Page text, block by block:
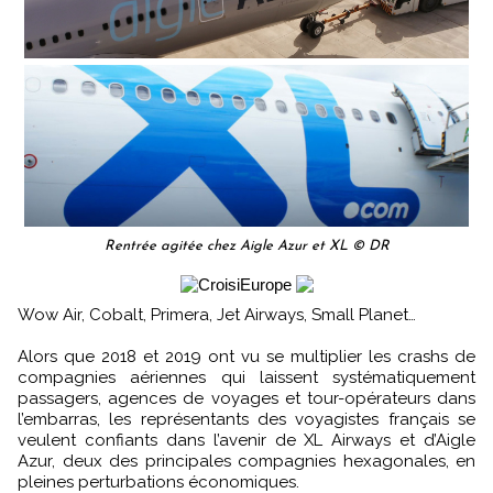
Rentrée agitée chez Aigle Azur et XL © DR
Wow Air, Cobalt, Primera, Jet Airways, Small Planet…
Alors que 2018 et 2019 ont vu se multiplier les crashs de
compagnies aériennes qui laissent systématiquement
passagers, agences de voyages et tour-opérateurs dans
l’embarras, les représentants des voyagistes français se
veulent confiants dans l’avenir de XL Airways et d’Aigle
Azur, deux des principales compagnies hexagonales, en
pleines perturbations économiques.